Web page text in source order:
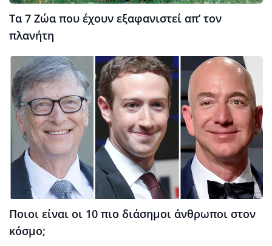
Τα 7 Ζώα που έχουν εξαφανιστεί απ’ τον
πλανήτη
Ποιοι είναι οι 10 πιο διάσημοι άνθρωποι στον
κόσμο;